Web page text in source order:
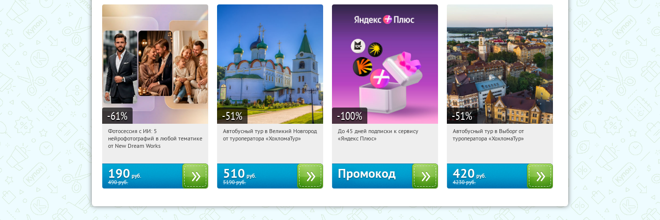
-61%
09:42:33
Россия
Фотосессия с ИИ: 5
нейрофотографий в любой тематике
от New Dream Works
190 руб.
490руб.
-51%
09:42:33 Купили:2
Автобусный тур в Великий Новгород
от туроператора «ХохломаТур»
510 руб.
5190руб.
-100%
09:42:33 Получили:
До 45 дней подписки к сервису
«Яндекс Плюс»
Промокод
-51%
09:42:33 Купили:
Автобусный тур в Выборг от
туроператора «ХохломаТур»
420 руб.
4230руб.